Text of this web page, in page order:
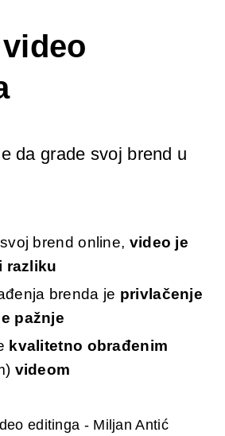
da grade svoj brend u
brend online, video je
razliku
brenda je privlačenje
pažnje
kvalitetno obrađenim
videom